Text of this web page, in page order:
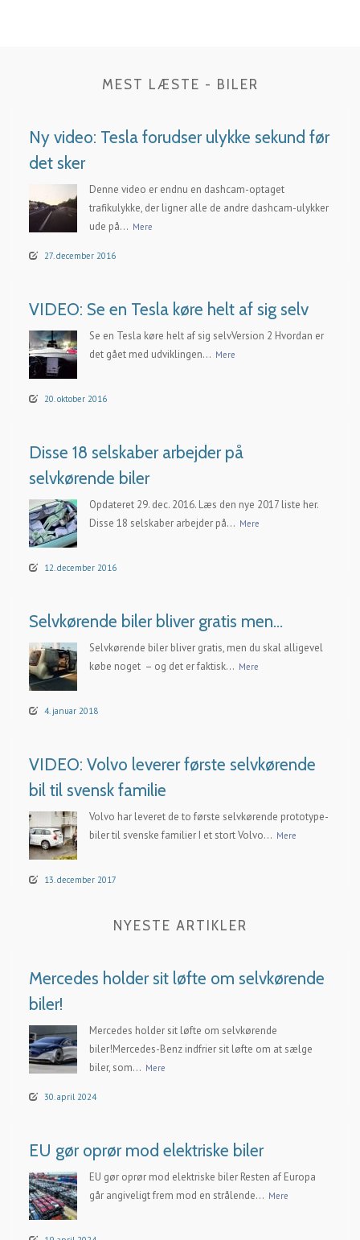
MEST LÆSTE - BILER
Ny video: Tesla forudser ulykke sekund før
det sker
Denne video er endnu en dashcam-optaget
trafikulykke, der ligner alle de andre dashcam-ulykker
ude på... Mere
27. december 2016
VIDEO: Se en Tesla køre helt af sig selv
Se en Tesla køre helt af sig selvVersion 2 Hvordan er
det gået med udviklingen... Mere
20. oktober 2016
Disse 18 selskaber arbejder på
selvkørende biler
Opdateret 29. dec. 2016. Læs den nye 2017 liste her.
Disse 18 selskaber arbejder på... Mere
12. december 2016
Selvkørende biler bliver gratis men…
Selvkørende biler bliver gratis, men du skal alligevel
købe noget – og det er faktisk... Mere
4. januar 2018
VIDEO: Volvo leverer første selvkørende
bil til svensk familie
Volvo har leveret de to første selvkørende prototype-
biler til svenske familier I et stort Volvo... Mere
13. december 2017
NYESTE ARTIKLER
Mercedes holder sit løfte om selvkørende
biler!
Mercedes holder sit løfte om selvkørende
biler!Mercedes-Benz indfrier sit løfte om at sælge
biler, som... Mere
30. april 2024
EU gør oprør mod elektriske biler
EU gør oprør mod elektriske biler Resten af Europa
går angiveligt frem mod en strålende... Mere